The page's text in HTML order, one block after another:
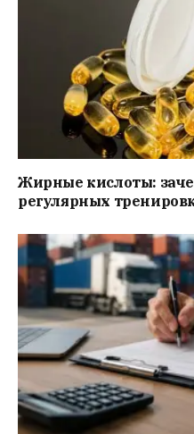
Жирные кислоты:
регулярных